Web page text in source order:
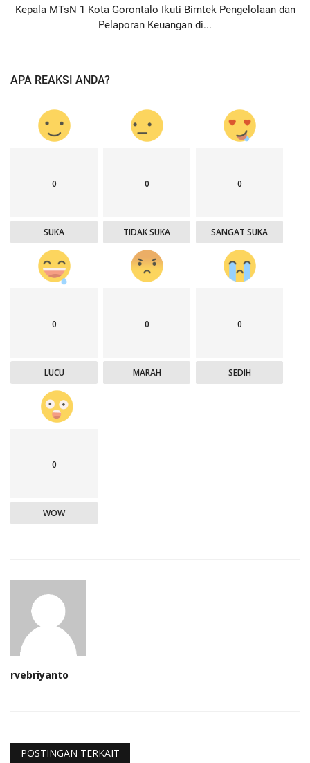
Kepala MTsN 1 Kota Gorontalo Ikuti Bimtek Pengelolaan dan
Pelaporan Keuangan di...
APA REAKSI ANDA?
0
SUKA
0
TIDAK SUKA
0
SANGAT SUKA
0
LUCU
0
MARAH
0
SEDIH
0
WOW
rvebriyanto
POSTINGAN TERKAIT